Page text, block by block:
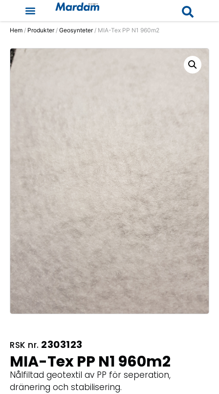
Hem / Produkter/ Geosynteter/ MIA-Tex PP N1 960m2
RSK nr. 2303123
MIA-Tex PP N1 960m2
Nålfiltad geotextil av PP för seperation,
dränering och stabilisering.